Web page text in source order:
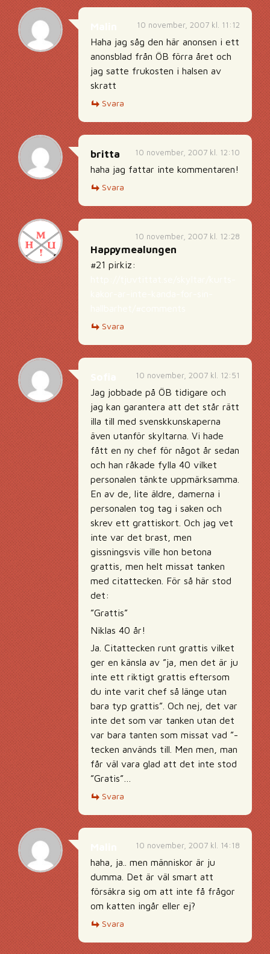
10 november, 2007 kl. 11:12
Haha jag såg den här anonsen i ett
anonsblad från ÖB förra året och
jag satte frukosten i halsen av
skratt
Svara
10 november, 2007 kl. 12:10
britta
haha jag fattar inte kommentaren!
Svara
10 november, 2007 kl. 12:28
Happymealungen
#21 pirkiz:
Svara
10 november, 2007 kl. 12:51
Jag jobbade på ÖB tidigare och
jag kan garantera att det står rätt
illa till med svenskkunskaperna
även utanför skyltarna. Vi hade
fått en ny chef för något år sedan
och han råkade fylla 40 vilket
personalen tänkte uppmärksamma.
En av de, lite äldre, damerna i
personalen tog tag i saken och
skrev ett grattiskort. Och jag vet
inte var det brast, men
gissningsvis ville hon betona
grattis, men helt missat tanken
med citattecken. För så här stod
det:
”Grattis”
Niklas 40 år!
Ja. Citattecken runt grattis vilket
ger en känsla av ”ja, men det är ju
inte ett riktigt grattis eftersom
du inte varit chef så länge utan
bara typ grattis”. Och nej, det var
inte det som var tanken utan det
var bara tanten som missat vad ”-
tecken används till. Men men, man
får väl vara glad att det inte stod
”Gratis”…
Svara
10 november, 2007 kl. 14:18
haha, ja.. men människor är ju
dumma. Det är väl smart att
försäkra sig om att inte få frågor
om katten ingår eller ej?
Svara